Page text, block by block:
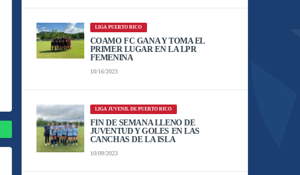
LIGA PUERTO RICO
COAMO FC GANA Y TOMA EL
PRIMER LUGAR EN LA LPR
FEMENINA
10/16/2023
LIGA JUVENIL DE PUERTO RICO
FIN DE SEMANA LLENO DE
JUVENTUD Y GOLES EN LAS
CANCHAS DE LA ISLA
10/09/2023